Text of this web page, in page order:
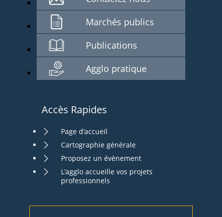
Marchés publics
Publications
Agglo pratique
Accès Rapides
Page d’accueil
Cartographie générale
Proposez un évènement
L’agglo accueille vos projets
professionnels